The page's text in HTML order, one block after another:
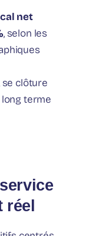
net
, selon les
se clôture
long terme
réel